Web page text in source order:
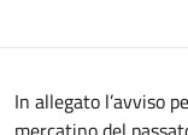
In allegato l’avviso